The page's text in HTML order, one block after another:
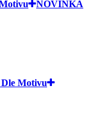
NOVINKA
Motivu